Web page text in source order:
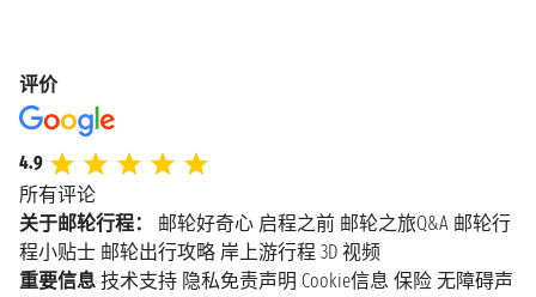
评价
4.9
所有评论
关于邮轮行程：
邮轮好奇心 启程之前 邮轮之旅Q&A 邮轮行
程小贴士 邮轮出行攻略 岸上游行程 3D 视频
重要信息 技术支持 隐私免责声明 Cookie信息 保险 无障碍声